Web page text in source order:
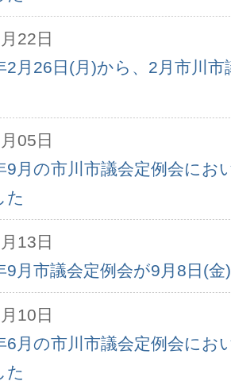
22日
2月26日(月)から、2月市川
05日
9月の市川市議会定例会にお
た
13日
9月市議会定例会が9月8日(
10日
6月の市川市議会定例会にお
た